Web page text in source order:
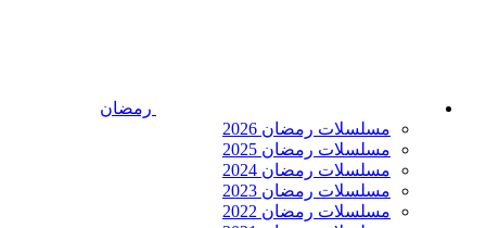
رمضان
مسلسلات رمضان 2026
مسلسلات رمضان 2025
مسلسلات رمضان 2024
مسلسلات رمضان 2023
مسلسلات رمضان 2022